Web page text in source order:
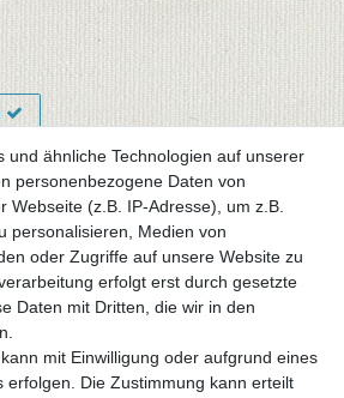
und ähnliche Technologien auf unserer
personenbezogene Daten von
Webseite (z.B. IP-Adresse), um z.B.
personalisieren, Medien von
oder Zugriffe auf unsere Website zu
erfolgt erst durch gesetzte
Daten mit Dritten, die wir in den
mit Einwilligung oder aufgrund eines
erfolgen. Die Zustimmung kann erteilt